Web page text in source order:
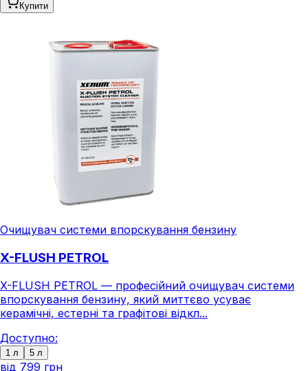
Купити
Очищувач системи впорскування бензину
X-FLUSH PETROL
X-FLUSH PETROL — професійний очищувач системи
впорскування бензину, який миттєво усуває
керамічні, естерні та графітові відкл...
Доступно:
1 л 5 л
від 799 грн